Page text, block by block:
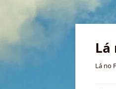
Pular
Lá
Lá no